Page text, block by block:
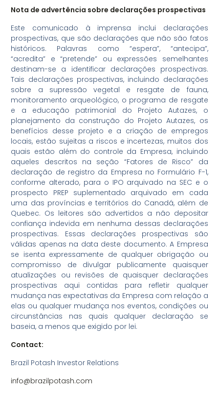
Nota de advertência sobre declarações prospectivas
Este comunicado à imprensa inclui declarações
prospectivas, que são declarações que não são fatos
históricos. Palavras como “espera”, “antecipa”,
“acredita” e “pretende” ou expressões semelhantes
destinam-se a identificar declarações prospectivas.
Tais declarações prospectivas, incluindo declarações
sobre a supressão vegetal e resgate de fauna,
monitoramento arqueológico, o programa de resgate
e a educação patrimonial do Projeto Autazes, o
planejamento da construção do Projeto Autazes, os
benefícios desse projeto e a criação de empregos
locais, estão sujeitas a riscos e incertezas, muitos dos
quais estão além do controle da Empresa, incluindo
aqueles descritos na seção “Fatores de Risco” da
declaração de registro da Empresa no Formulário F-1,
conforme alterado, para o IPO arquivado na SEC e o
prospecto PREP suplementado arquivado em cada
uma das províncias e territórios do Canadá, além de
Quebec. Os leitores são advertidos a não depositar
confiança indevida em nenhuma dessas declarações
prospectivas. Essas declarações prospectivas são
válidas apenas na data deste documento. A Empresa
se isenta expressamente de qualquer obrigação ou
compromisso de divulgar publicamente quaisquer
atualizações ou revisões de quaisquer declarações
prospectivas aqui contidas para refletir qualquer
mudança nas expectativas da Empresa com relação a
elas ou qualquer mudança nos eventos, condições ou
circunstâncias nas quais qualquer declaração se
baseia, a menos que exigido por lei.
Contact:
Brazil Potash Investor Relations
info@brazilpotash.com